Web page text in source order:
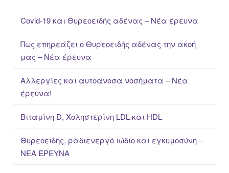
Covid-19 και Θυρεοειδής αδένας – Νέα έρευνα
Πως επηρεάζει ο Θυρεοειδής αδένας την ακοή
μας – Νέα έρευνα
Αλλεργίες και αυτοάνοσα νοσήματα – Νέα
έρευνα!
Βιταμίνη D, Χοληστερίνη LDL και HDL
Θυρεοειδής, ραδιενεργό ιώδιο και εγκυμοσύνη –
ΝΕΑ ΈΡΕΥΝΑ